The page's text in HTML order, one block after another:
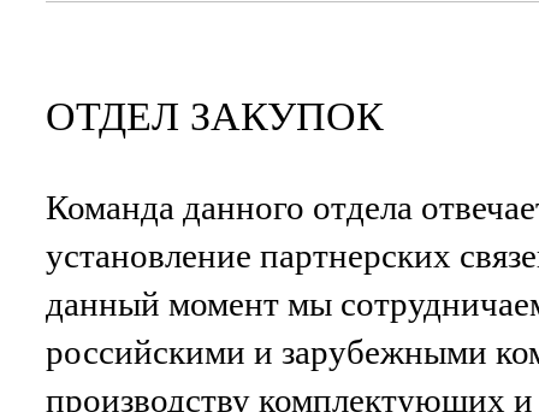
ОТДЕЛ ЗАКУПОК
Команда данного отдела
установление партнерских
данный момент мы
российскими и зарубежными
производству комплектующих